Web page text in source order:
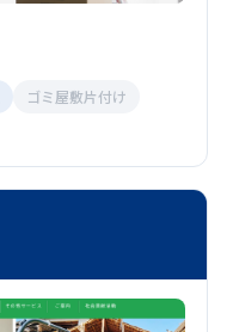
ゴミ屋敷片付け